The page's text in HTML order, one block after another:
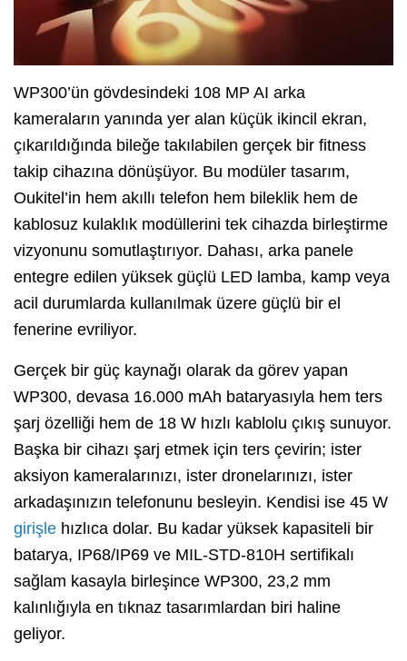
WP300’ün gövdesindeki 108 MP AI arka
kameraların yanında yer alan küçük ikincil ekran,
çıkarıldığında bileğe takılabilen gerçek bir fitness
takip cihazına dönüşüyor. Bu modüler tasarım,
Oukitel’in hem akıllı telefon hem bileklik hem de
kablosuz kulaklık modüllerini tek cihazda birleştirme
vizyonunu somutlaştırıyor. Dahası, arka panele
entegre edilen yüksek güçlü LED lamba, kamp veya
acil durumlarda kullanılmak üzere güçlü bir el
fenerine evriliyor.
Gerçek bir güç kaynağı olarak da görev yapan
WP300, devasa 16.000 mAh bataryasıyla hem ters
şarj özelliği hem de 18 W hızlı kablolu çıkış sunuyor.
Başka bir cihazı şarj etmek için ters çevirin; ister
aksiyon kameralarınızı, ister dronelarınızı, ister
arkadaşınızın telefonunu besleyin. Kendisi ise 45 W
girişle hızlıca dolar. Bu kadar yüksek kapasiteli bir
batarya, IP68/IP69 ve MIL-STD-810H sertifikalı
sağlam kasayla birleşince WP300, 23,2 mm
kalınlığıyla en tıknaz tasarımlardan biri haline
geliyor.